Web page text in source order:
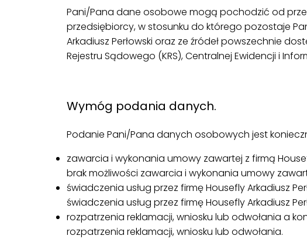
Pani/Pana dane osobowe mogą pochodzić od
przedsiębiorcy, w stosunku do którego pozostaje
Arkadiusz Perłowski oraz ze źródeł powszechnie
Rejestru Sądowego (KRS), Centralnej Ewidencji i
Wymóg podania danych.
Podanie Pani/Pana danych osobowych jest
zawarcia i wykonania umowy zawartej z firmą
brak możliwości zawarcia i wykonania umowy
świadczenia usług przez firmę Housefly Arkadiusz
świadczenia usług przez firmę Housefly Arkadiusz
rozpatrzenia reklamacji, wniosku lub odwołania a
rozpatrzenia reklamacji, wniosku lub odwołania.